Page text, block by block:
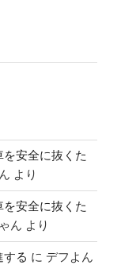
安全に抜くた
より
安全に抜くた
ん より
する に デフよん